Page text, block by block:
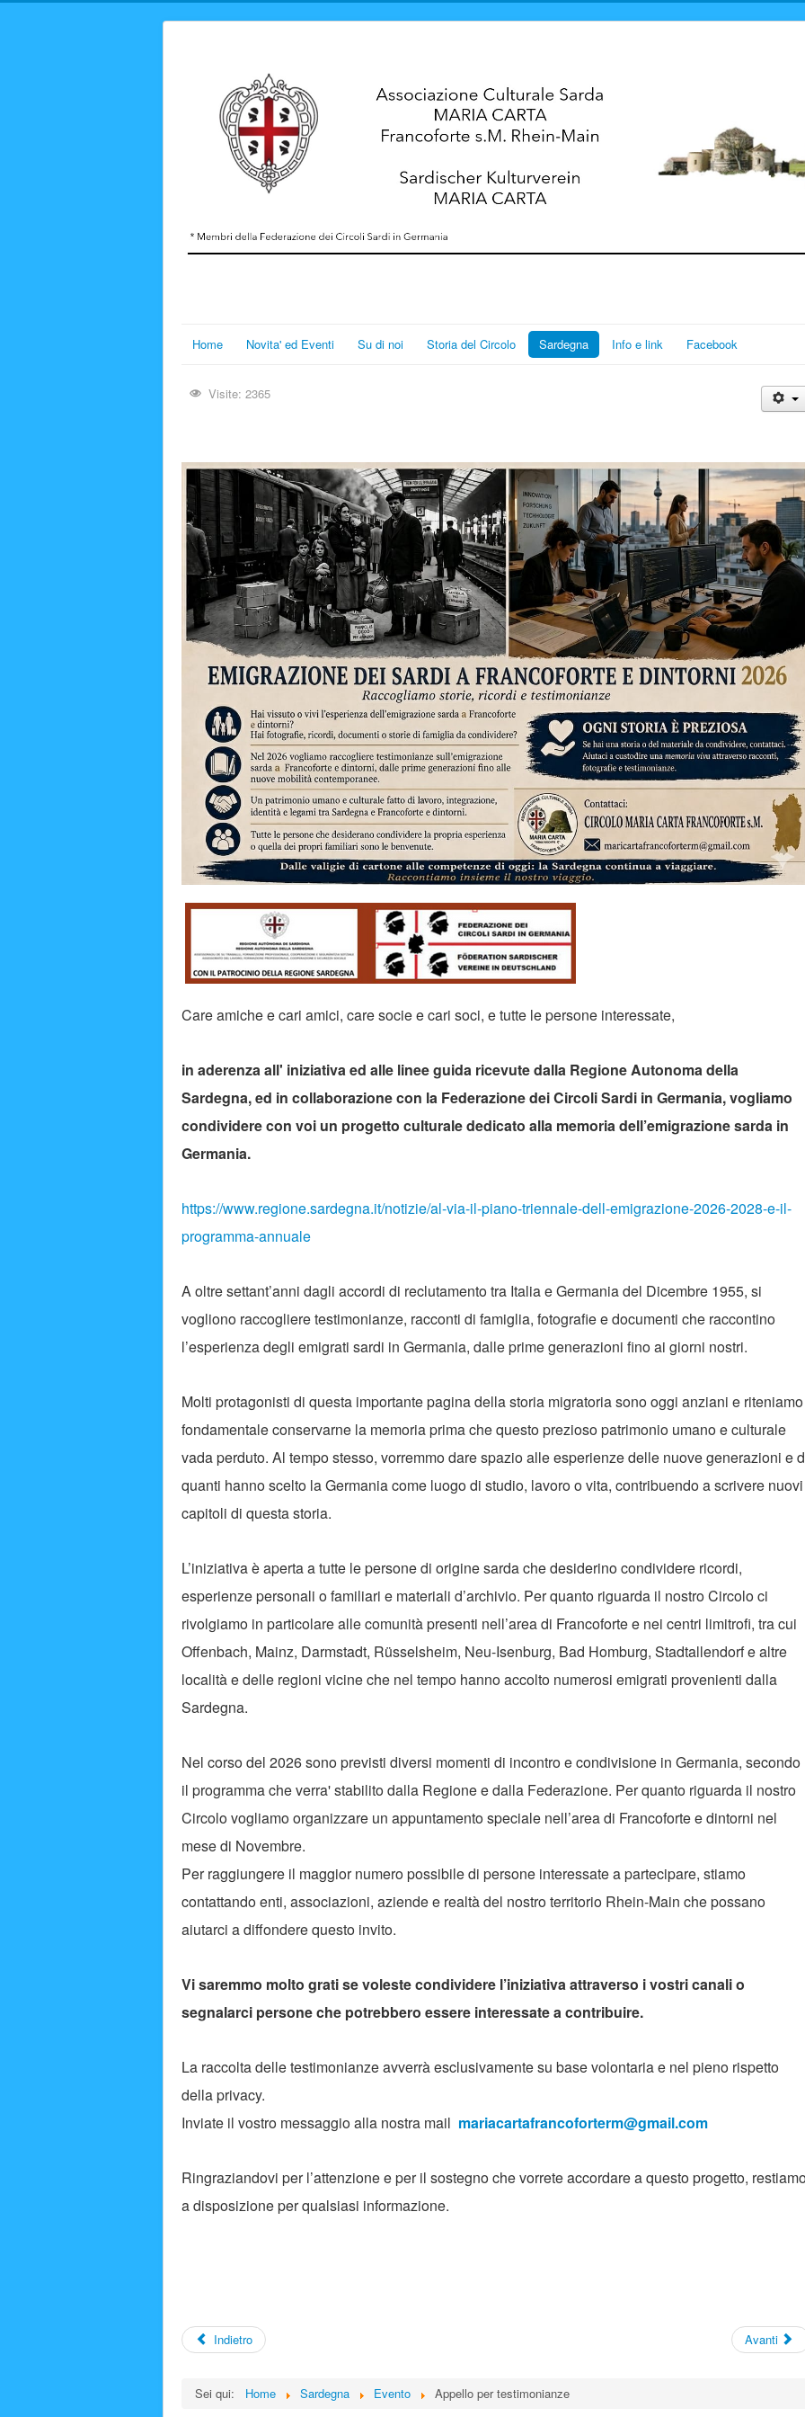
Home Novita' ed Eventi Su di noi Storia del Circolo Sardegna Info e link Facebook
Visite: 2365
Care amiche e cari amici, care socie e cari soci, e tutte le persone interessate,
in aderenza all' iniziativa ed alle linee guida ricevute dalla Regione Autonoma della
Sardegna, ed in collaborazione con la Federazione dei Circoli Sardi in Germania, vogliamo
condividere con voi un progetto culturale dedicato alla memoria dell’emigrazione sarda in
Germania.
https://www.regione.sardegna.it/notizie/al-via-il-piano-triennale-dell-emigrazione-2026-2028-e-il-
programma-annuale
A oltre settant’anni dagli accordi di reclutamento tra Italia e Germania del Dicembre 1955, si
vogliono raccogliere testimonianze, racconti di famiglia, fotografie e documenti che raccontino
l’esperienza degli emigrati sardi in Germania, dalle prime generazioni fino ai giorni nostri.
Molti protagonisti di questa importante pagina della storia migratoria sono oggi anziani e riteniamo
fondamentale conservarne la memoria prima che questo prezioso patrimonio umano e culturale
vada perduto. Al tempo stesso, vorremmo dare spazio alle esperienze delle nuove generazioni e
quanti hanno scelto la Germania come luogo di studio, lavoro o vita, contribuendo a scrivere nuovi
capitoli di questa storia.
L’iniziativa è aperta a tutte le persone di origine sarda che desiderino condividere ricordi,
esperienze personali o familiari e materiali d’archivio. Per quanto riguarda il nostro Circolo ci
rivolgiamo in particolare alle comunità presenti nell’area di Francoforte e nei centri limitrofi, tra cui
Offenbach, Mainz, Darmstadt, Rüsselsheim, Neu-Isenburg, Bad Homburg, Stadtallendorf e altre
località e delle regioni vicine che nel tempo hanno accolto numerosi emigrati provenienti dalla
Sardegna.
Nel corso del 2026 sono previsti diversi momenti di incontro e condivisione in Germania, secondo
il programma che verra' stabilito dalla Regione e dalla Federazione. Per quanto riguarda il nostro
Circolo vogliamo organizzare un appuntamento speciale nell’area di Francoforte e dintorni nel
mese di Novembre.
Per raggiungere il maggior numero possibile di persone interessate a partecipare, stiamo
contattando enti, associazioni, aziende e realtà del nostro territorio Rhein-Main che possano
aiutarci a diffondere questo invito.
Vi saremmo molto grati se voleste condividere l’iniziativa attraverso i vostri canali o
segnalarci persone che potrebbero essere interessate a contribuire.
La raccolta delle testimonianze avverrà esclusivamente su base volontaria e nel pieno rispetto
della privacy.
Inviate il vostro messaggio alla nostra mail mariacartafrancoforterm@gmail.com
Ringraziandovi per l’attenzione e per il sostegno che vorrete accordare a questo progetto,
a disposizione per qualsiasi informazione.
Indietro Avanti
Sei qui: Home Sardegna Evento Appello per testimonianze